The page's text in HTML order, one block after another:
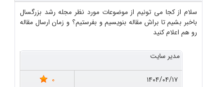
سلام از کجا می تونیم از موضوعات مورد نظر مجله رشد بزرگسال
باخبر بشیم تا براش مقاله بنویسیم و بفرستیم؟ و زمان ارسال مقاله
رو هم اعلام کنید
مدیر سایت
۱۴۰۴/۰۴/۱۷
0